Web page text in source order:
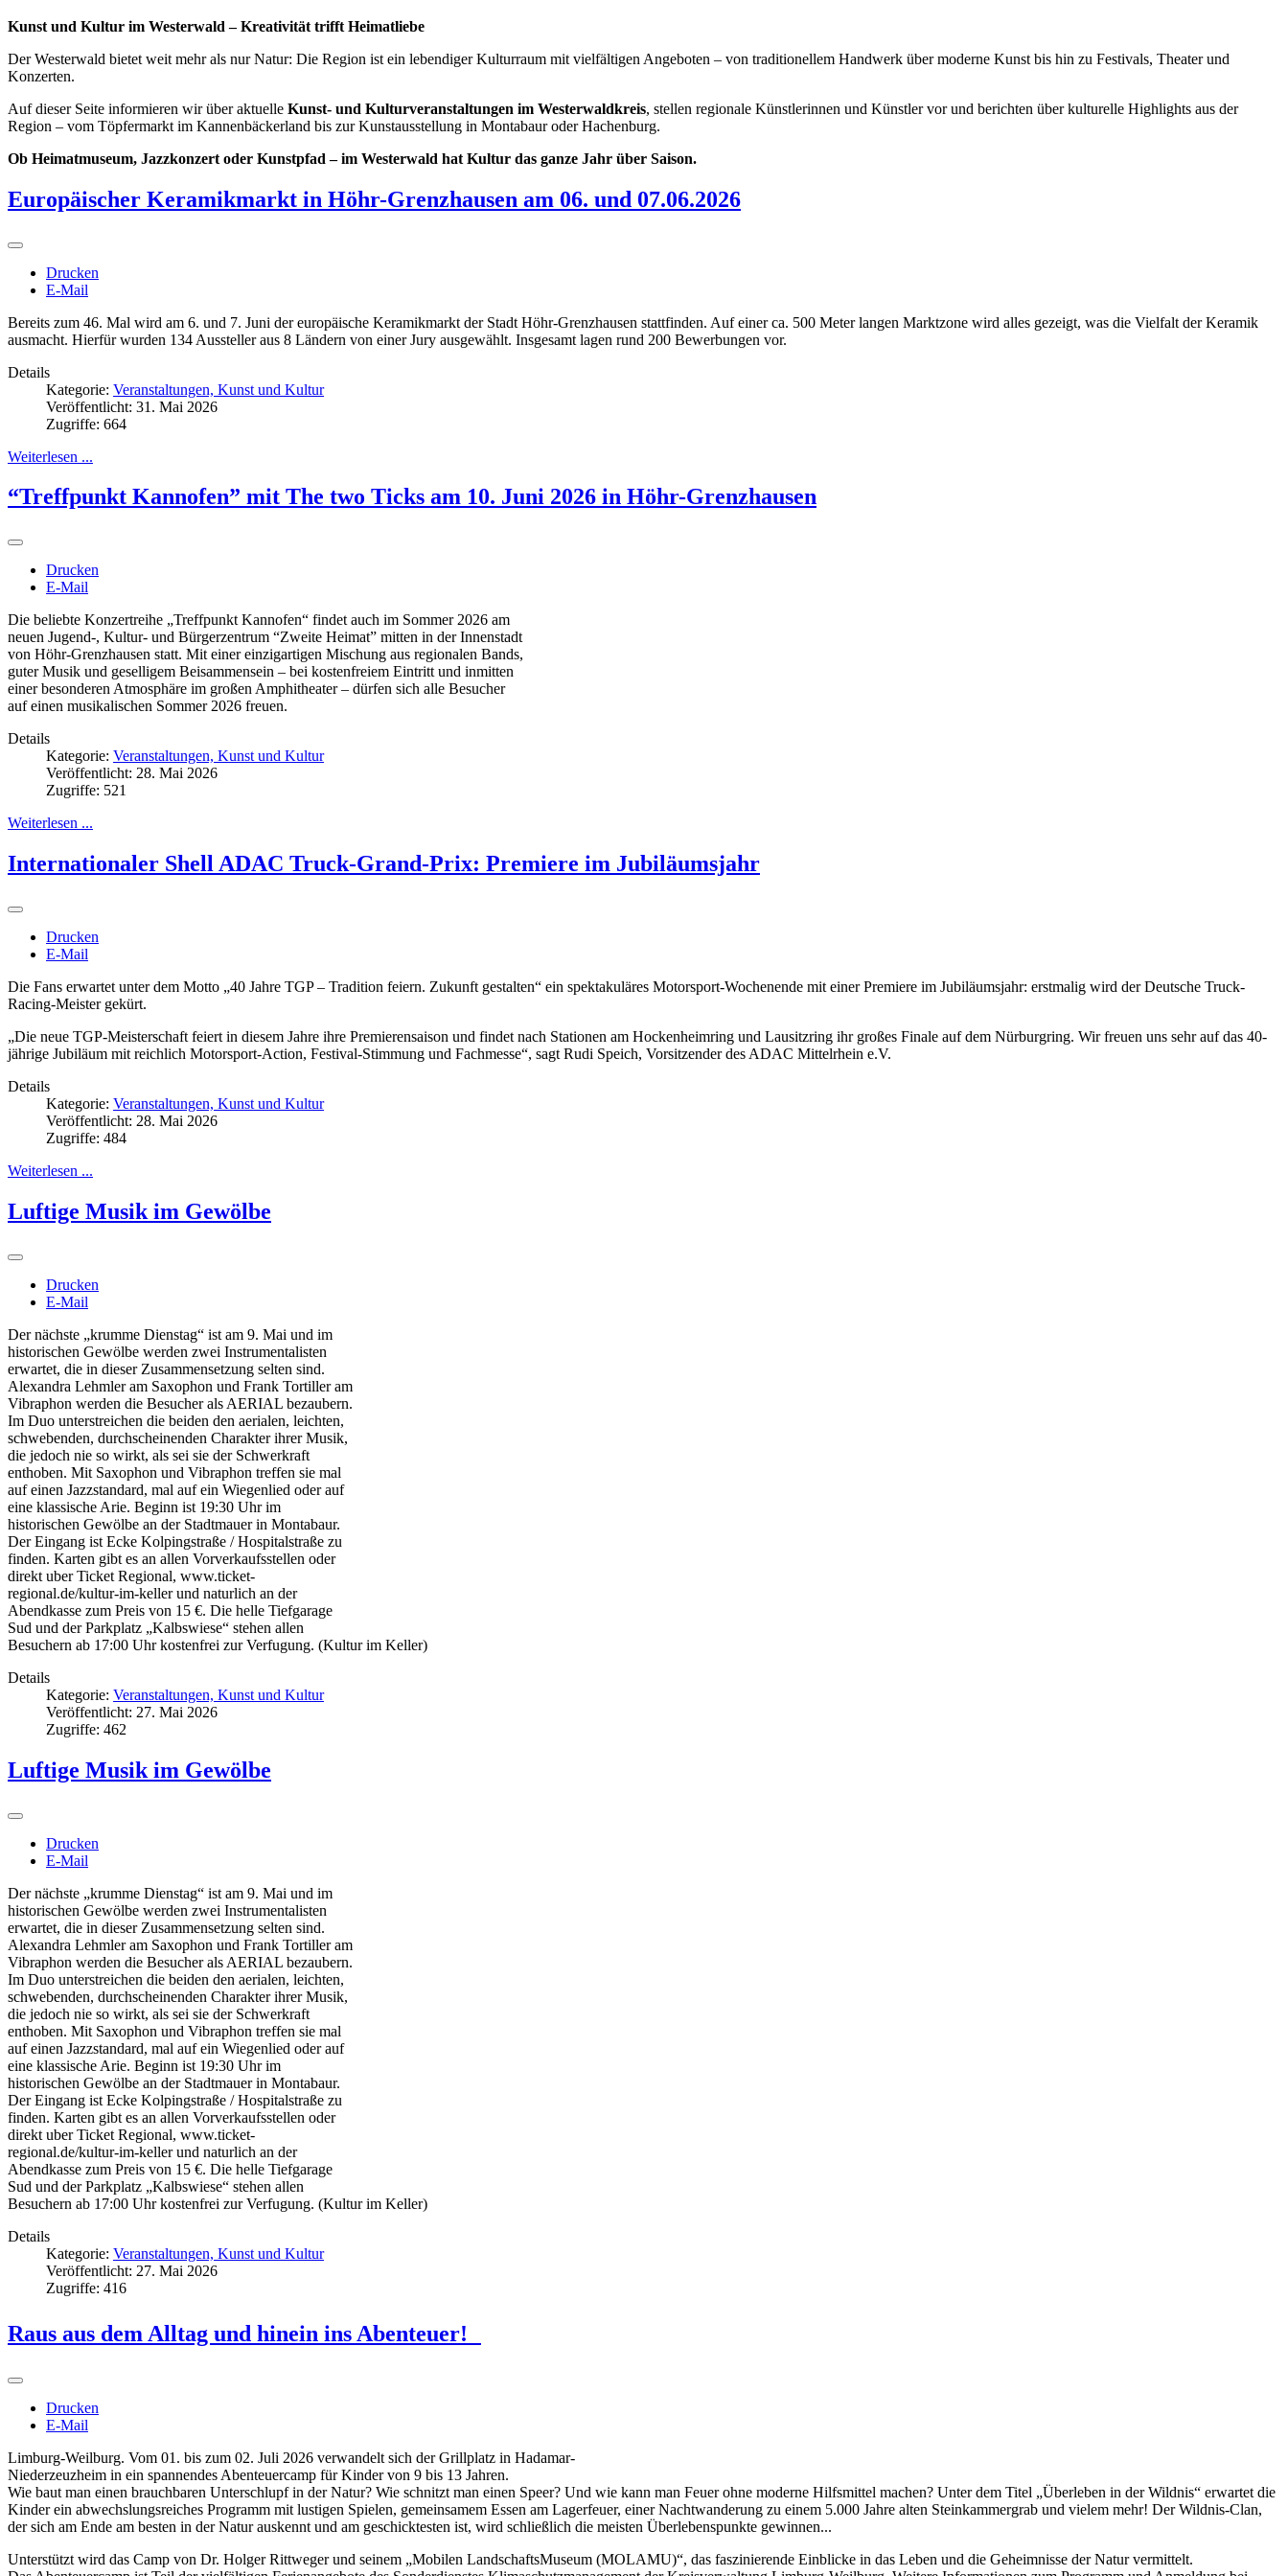
Kunst und Kultur im Westerwald – Kreativität trifft Heimatliebe
Der Westerwald bietet weit mehr als nur Natur: Die Region ist ein lebendiger Kulturraum mit vielfältigen Angeboten – von traditionellem Handwerk über moderne Kunst bis hin zu Festivals, Theater und
Konzerten.
Auf dieser Seite informieren wir über aktuelle Kunst- und Kulturveranstaltungen im Westerwaldkreis, stellen regionale Künstlerinnen und Künstler vor und berichten über kulturelle Highlights aus der
Region – vom Töpfermarkt im Kannenbäckerland bis zur Kunstausstellung in Montabaur oder Hachenburg.
Ob Heimatmuseum, Jazzkonzert oder Kunstpfad – im Westerwald hat Kultur das ganze Jahr über Saison.
Europäischer Keramikmarkt in Höhr-Grenzhausen am 06. und 07.06.2026
Drucken
E-Mail
Bereits zum 46. Mal wird am 6. und 7. Juni der europäische Keramikmarkt der Stadt Höhr-Grenzhausen stattfinden. Auf einer ca. 500 Meter langen Marktzone wird alles gezeigt, was die Vielfalt der Keramik
ausmacht. Hierfür wurden 134 Aussteller aus 8 Ländern von einer Jury ausgewählt. Insgesamt lagen rund 200 Bewerbungen vor.
Details
Kategorie: Veranstaltungen, Kunst und Kultur
Veröffentlicht: 31. Mai 2026
Zugriffe: 664
Weiterlesen ...
“Treffpunkt Kannofen” mit The two Ticks am 10. Juni 2026 in Höhr-Grenzhausen
Drucken
E-Mail
Die beliebte Konzertreihe „Treffpunkt Kannofen“ findet auch im Sommer 2026 am
neuen Jugend-, Kultur- und Bürgerzentrum “Zweite Heimat” mitten in der Innenstadt
von Höhr-Grenzhausen statt. Mit einer einzigartigen Mischung aus regionalen Bands,
guter Musik und geselligem Beisammensein – bei kostenfreiem Eintritt und inmitten
einer besonderen Atmosphäre im großen Amphitheater – dürfen sich alle Besucher
auf einen musikalischen Sommer 2026 freuen.
Details
Kategorie: Veranstaltungen, Kunst und Kultur
Veröffentlicht: 28. Mai 2026
Zugriffe: 521
Weiterlesen ...
Internationaler Shell ADAC Truck-Grand-Prix: Premiere im Jubiläumsjahr
Drucken
E-Mail
Die Fans erwartet unter dem Motto „40 Jahre TGP – Tradition feiern. Zukunft gestalten“ ein spektakuläres Motorsport-Wochenende mit einer Premiere im Jubiläumsjahr: erstmalig wird der Deutsche Truck-
Racing-Meister gekürt.
„Die neue TGP-Meisterschaft feiert in diesem Jahre ihre Premierensaison und findet nach Stationen am Hockenheimring und Lausitzring ihr großes Finale auf dem Nürburgring. Wir freuen uns sehr auf das 40-
jährige Jubiläum mit reichlich Motorsport-Action, Festival-Stimmung und Fachmesse“, sagt Rudi Speich, Vorsitzender des ADAC Mittelrhein e.V.
Details
Kategorie: Veranstaltungen, Kunst und Kultur
Veröffentlicht: 28. Mai 2026
Zugriffe: 484
Weiterlesen ...
Luftige Musik im Gewölbe
Drucken
E-Mail
Der nächste „krumme Dienstag“ ist am 9. Mai und im
historischen Gewölbe werden zwei Instrumentalisten
erwartet, die in dieser Zusammensetzung selten sind.
Alexandra Lehmler am Saxophon und Frank Tortiller am
Vibraphon werden die Besucher als AERIAL bezaubern.
Im Duo unterstreichen die beiden den aerialen, leichten,
schwebenden, durchscheinenden Charakter ihrer Musik,
die jedoch nie so wirkt, als sei sie der Schwerkraft
enthoben. Mit Saxophon und Vibraphon treffen sie mal
auf einen Jazzstandard, mal auf ein Wiegenlied oder auf
eine klassische Arie. Beginn ist 19:30 Uhr im
historischen Gewölbe an der Stadtmauer in Montabaur.
Der Eingang ist Ecke Kolpingstraße / Hospitalstraße zu
finden. Karten gibt es an allen Vorverkaufsstellen oder
direkt uber Ticket Regional, www.ticket-
regional.de/kultur-im-keller und naturlich an der
Abendkasse zum Preis von 15 €. Die helle Tiefgarage
Sud und der Parkplatz „Kalbswiese“ stehen allen
Besuchern ab 17:00 Uhr kostenfrei zur Verfugung. (Kultur im Keller)
Details
Kategorie: Veranstaltungen, Kunst und Kultur
Veröffentlicht: 27. Mai 2026
Zugriffe: 462
Luftige Musik im Gewölbe
Drucken
E-Mail
Der nächste „krumme Dienstag“ ist am 9. Mai und im
historischen Gewölbe werden zwei Instrumentalisten
erwartet, die in dieser Zusammensetzung selten sind.
Alexandra Lehmler am Saxophon und Frank Tortiller am
Vibraphon werden die Besucher als AERIAL bezaubern.
Im Duo unterstreichen die beiden den aerialen, leichten,
schwebenden, durchscheinenden Charakter ihrer Musik,
die jedoch nie so wirkt, als sei sie der Schwerkraft
enthoben. Mit Saxophon und Vibraphon treffen sie mal
auf einen Jazzstandard, mal auf ein Wiegenlied oder auf
eine klassische Arie. Beginn ist 19:30 Uhr im
historischen Gewölbe an der Stadtmauer in Montabaur.
Der Eingang ist Ecke Kolpingstraße / Hospitalstraße zu
finden. Karten gibt es an allen Vorverkaufsstellen oder
direkt uber Ticket Regional, www.ticket-
regional.de/kultur-im-keller und naturlich an der
Abendkasse zum Preis von 15 €. Die helle Tiefgarage
Sud und der Parkplatz „Kalbswiese“ stehen allen
Besuchern ab 17:00 Uhr kostenfrei zur Verfugung. (Kultur im Keller)
Details
Kategorie: Veranstaltungen, Kunst und Kultur
Veröffentlicht: 27. Mai 2026
Zugriffe: 416
Raus aus dem Alltag und hinein ins Abenteuer!
Drucken
E-Mail
Limburg-Weilburg. Vom 01. bis zum 02. Juli 2026 verwandelt sich der Grillplatz in Hadamar-
Niederzeuzheim in ein spannendes Abenteuercamp für Kinder von 9 bis 13 Jahren.
Wie baut man einen brauchbaren Unterschlupf in der Natur? Wie schnitzt man einen Speer? Und wie kann man Feuer ohne moderne Hilfsmittel machen? Unter dem Titel „Überleben in der Wildnis“ erwartet die
Kinder ein abwechslungsreiches Programm mit lustigen Spielen, gemeinsamem Essen am Lagerfeuer, einer Nachtwanderung zu einem 5.000 Jahre alten Steinkammergrab und vielem mehr! Der Wildnis-Clan,
der sich am Ende am besten in der Natur auskennt und am geschicktesten ist, wird schließlich die meisten Überlebenspunkte gewinnen...
Unterstützt wird das Camp von Dr. Holger Rittweger und seinem „Mobilen LandschaftsMuseum (MOLAMU)“, das faszinierende Einblicke in das Leben und die Geheimnisse der Natur vermittelt.